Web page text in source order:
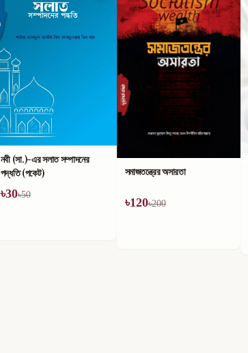
সমাজতন্ত্রের অসারতা সোনালী যুগের মায়েরা
৳165৳235